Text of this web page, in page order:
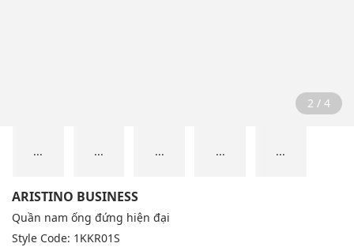
2 / 4
... ... ... ... ...
ARISTINO BUSINESS
Quần nam ống đứng hiện đại
Style Code: 1KKR01S